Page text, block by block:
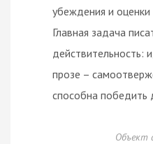
убеждения и оценки
Главная задача
действительность:
прозе –
способна победить
Объект